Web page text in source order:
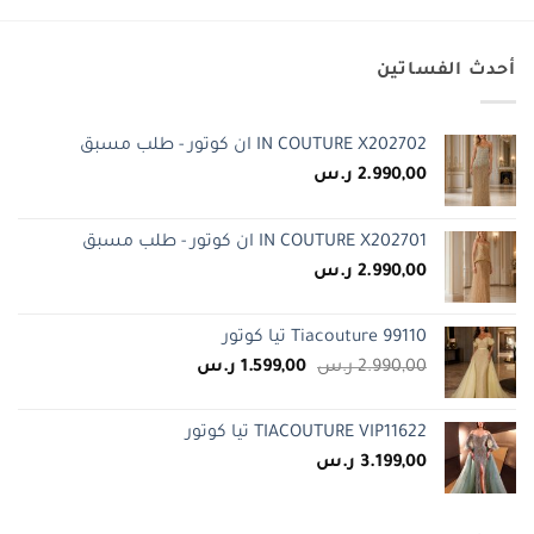
أحدث الفساتين
IN COUTURE X202702 ان كوتور - طلب مسبق
2.990,00 ر.س
IN COUTURE X202701 ان كوتور - طلب مسبق
2.990,00 ر.س
Tiacouture 99110 تيا كوتور
2.990,00 ر.س السعر
2.990,00 ر.س.
1.599,00 ر.سالسعر
1.599,00 ر.س.
TIACOUTURE VIP11622 تيا كوتور
3.199,00 ر.س